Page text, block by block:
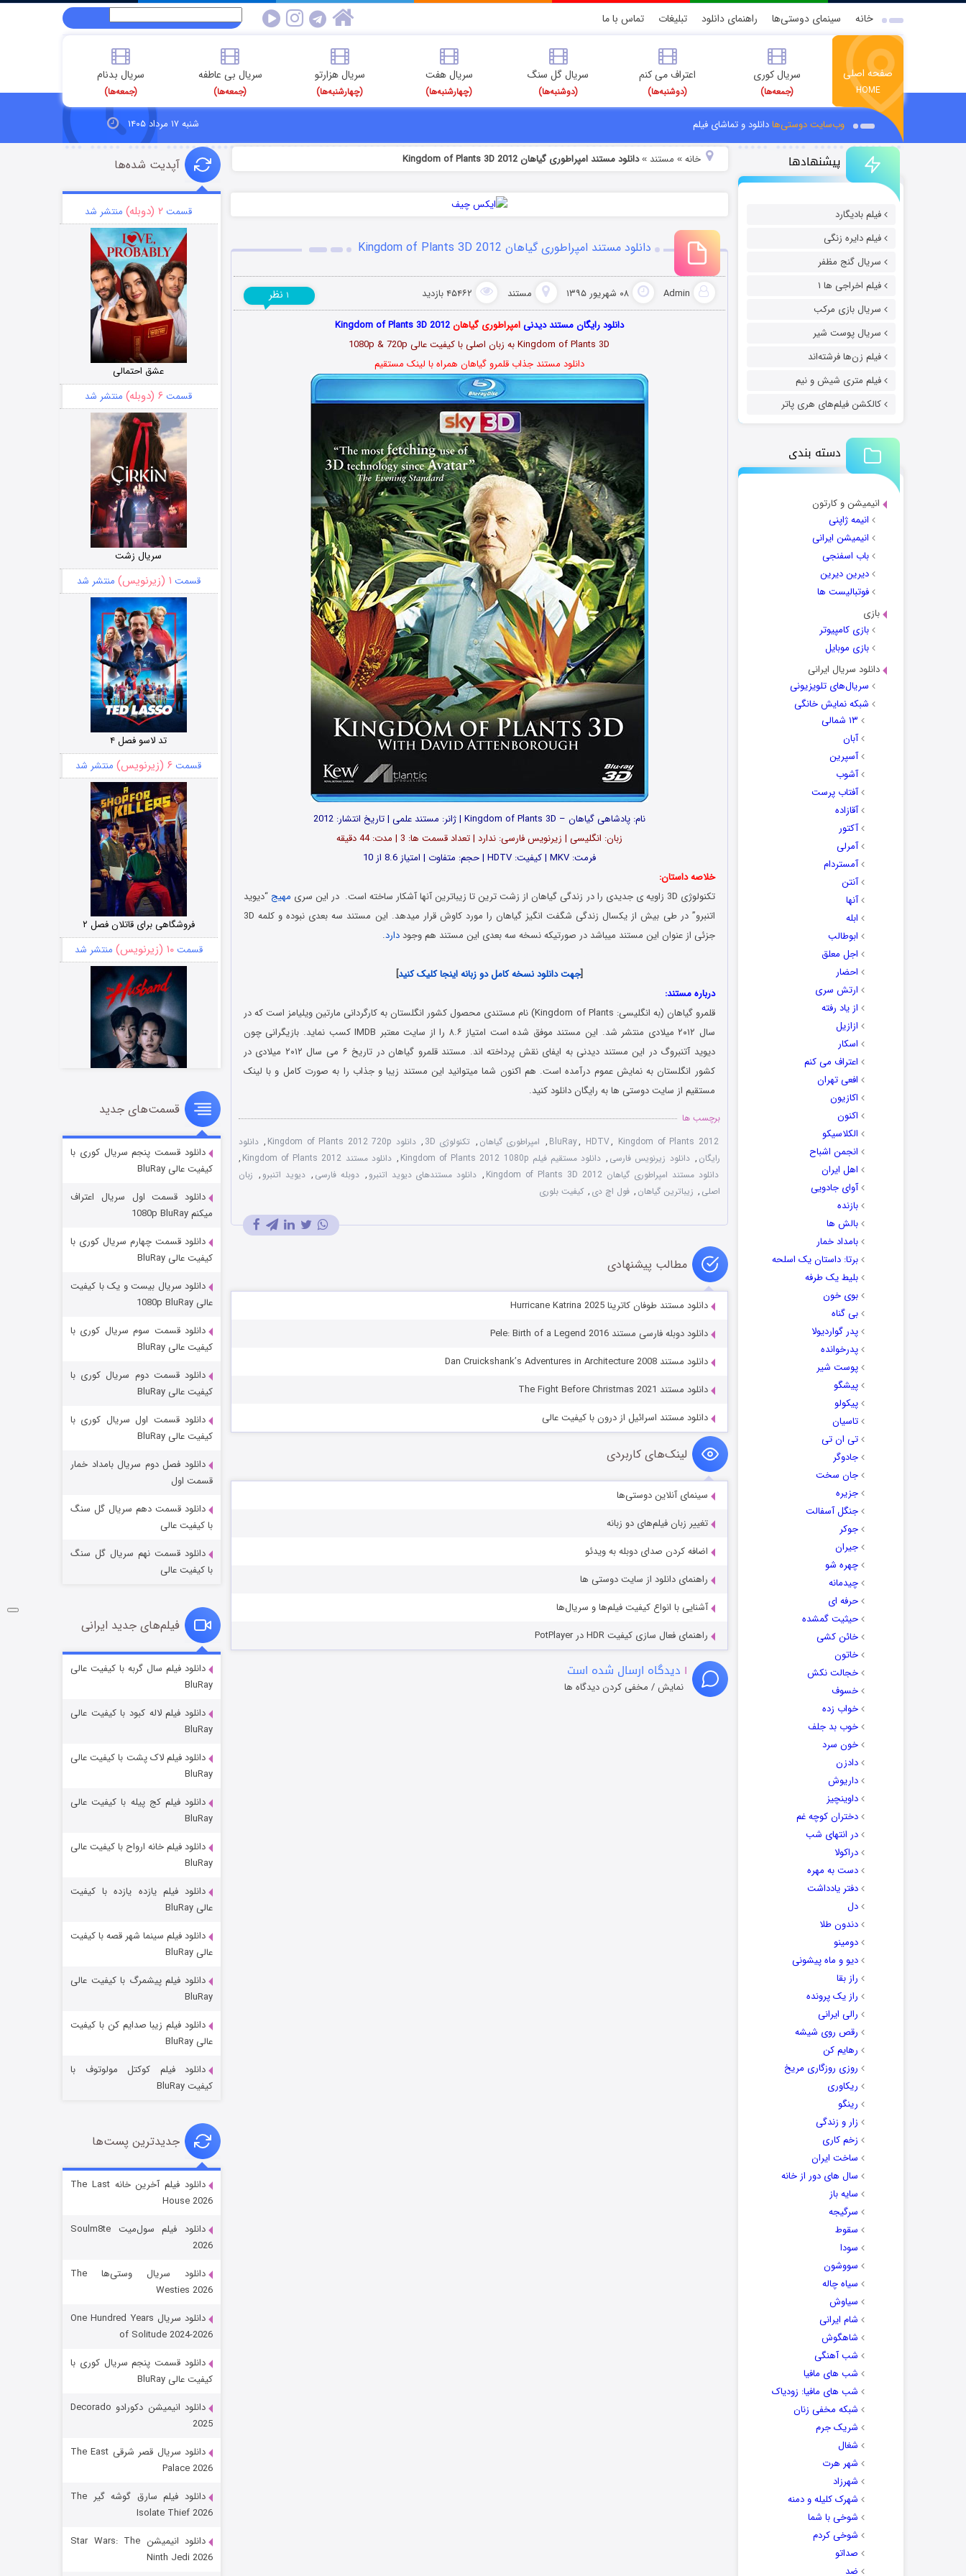
خانه سینمای دوستی‌ها راهنمای دانلود تبلیغات تماس با ما
صفحه اصلی
HOME
سریال کوری
(جمعه‌ها)
اعتراف می کنم
(دوشنبه‌ها)
سریال گل سنگ
(دوشنبه‌ها)
سریال هفت
(چهارشنبه‌ها)
سریال هزارتو
(چهارشنبه‌ها)
سریال بی عاطفه
(جمعه‌ها)
سریال بدنام
(جمعه‌ها)
وب‌سایت دوستی‌هادانلود و تماشای فیلم شنبه ۱۷ مرداد ۱۴۰۵
پیشنهادها
فیلم بادیگارد
فیلم دایره زنگی
سریال گنج مظفر
فیلم اخراجی ها ۱
سریال بازی مرکب
سریال پوست شیر
فیلم زن‌ها فرشته‌اند
فیلم متری شیش و نیم
کالکشن فیلم‌های هری پاتر
دسته بندی
انیمیشن و کارتون
انیمه ژاپنی
انیمیشن ایرانی
باب اسفنجی
دیرین دیرین
فوتبالیست ها
بازی
بازی کامپیوتر
بازی موبایل
دانلود سریال ایرانی
سریال‌های تلویزیونی
شبکه نمایش خانگی
۱۳ شمالی
آبان
آسپرین
آشوب
آفتاب پرست
آقازاده
آکتور
آمرلی
آمستردام
آنتن
آنها
ابله
ابوطالب
اجل معلق
احضار
ارتش سری
از یاد رفته
ازازیل
اسکار
اعتراف می کنم
افعی تهران
اکازیون
اکنون
الکلاسیکو
انجمن اشباح
اهل ایران
آوای جادویی
بازنده
بالش ها
بامداد خمار
برتا: داستان یک اسلحه
بلیط یک‌‌ طرفه
بوی خون
بی گناه
پدر گواردیولا
پدرخوانده
پوست شیر
پیشگو
پیکولو
تاسیان
تی ان تی
جادوگر
جان سخت
جزیره
جنگل آسفالت
جوکر
جیران
چهره شو
چیدمانه
حرفه ای
حیثیت گمشده
خائن کشی
خاتون
خجالت نکش
خسوف
خواب زده
خوب بد جلف
خون سرد
دادزن
داریوش
داوینچیز
دختران کوچه غم
در انتهای شب
دراکولا
دست به مهره
دفتر یادداشت
دل
دندون طلا
دومینو
دیو و ماه پیشونی
راز بقا
راز یک پرونده
رالی ایرانی
رقص روی شیشه
رهایم کن
روزی روزگاری مریخ
ریکاوری
رینگو
زار و زندگی
زخم کاری
ساخت ایران
سال های دور از خانه
سایه باز
سرگیجه
سقوط
سودا
سووشون
سیاه چاله
سیاوش
شام ایرانی
شاهگوش
شب آهنگی
شب های مافیا
شب های مافیا: زودیاک
شبکه مخفی زنان
شریک جرم
شغال
شهر هرت
شهرزاد
شهرک کلیله و دمنه
شوخی با شما
شوخی کردم
صداتو
ضد
خانه» مستند »دانلود مستند امپراطوری گیاهان Kingdom of Plants 3D 2012
دانلود مستند امپراطوری گیاهان Kingdom of Plants 3D 2012
Admin ۰۸ شهریور ۱۳۹۵ مستند ۴۵۴۶۲ بازدید ۱ نظر
دانلود رایگان مستند دیدنیامپراطوری گیاهانKingdom of Plants 3D 2012
Kingdom of Plants 3D به زبان اصلی با کیفیت عالی 1080p & 720p
دانلود مستند جذاب قلمرو گیاهان همراه با لینک مستقیم
نام: پادشاهی گیاهان – Kingdom of Plants 3D | ژانر: مستند علمی | تاریخ انتشار: 2012
زبان: انگلیسی | زیرنویس فارسی: ندارد | تعداد قسمت ها: 3 | مدت: 44 دقیقه
فرمت: MKV | کیفیت: HDTV | حجم: متفاوت | امتیاز 8.6 از 10
خلاصه داستان:
تکنولوژی 3D زاویه ی جدیدی را در زندگی گیاهان از زشت ترین تا زیباترین آنها آشکار ساخته است. در این سری
مهیج “دیوید
اتنبرو” در طی بیش از یکسال زندگی شگفت انگیز گیاهان را مورد کاوش قرار میدهد. این مستند سه بعدی نبوده و کلمه 3D
جزئی از عنوان این مستند میباشد در صورتیکه نسخه سه بعدی این مستند هم وجوددارد.
[جهت دانلود نسخه کامل دو زبانه اینجا کلیک کنید]
درباره مستند:
قلمرو گیاهان (به انگلیسی: Kingdom of Plants) نام مستندی محصول کشور انگلستان به کارگردانی مارتین ویلیامز است که در
سال ۲۰۱۲ میلادی منتشر شد. این مستند موفق شده است امتیاز ۸.۶ را از سایت معتبر IMDB کسب نماید. بازیگرانی چون
دیوید آتنبروگ در این مستند دیدنی به ایفای نقش پرداخته اند. مستند قلمرو گیاهان در تاریخ ۶ می سال ۲۰۱۲ میلادی در
کشور انگلستان به نمایش عموم درآمده است. هم اکنون شما میتوانید این مستند زیبا و جذاب را به صورت کامل و با لینک
مستقیم از سایت دوستی ها به رایگان دانلود کنید.
برچسب ها
BluRay, HDTV, Kingdom of Plants 2012
, امپراطوری گیاهان , تکنولوژی 3D , دانلود Kingdom of Plants 2012 720p , دانلود
رایگان , دانلود زیرنویس فارسی , دانلود مستقیم فیلم Kingdom of Plants 2012 1080p , دانلود مستند Kingdom of Plants 2012
,
دانلود مستند امپراطوری گیاهان Kingdom of Plants 3D 2012
, دانلود مستندهای دیوید اتنبرو , دوبله فارسی , دیوید اتنبرو , زبان
اصلی , زیباترین گیاهان , فول اچ دی , کیفیت بلوری
مطالب پیشنهادی
دانلود مستند طوفان کاترینا Hurricane Katrina 2025
دانلود دوبله فارسی مستند Pele: Birth of a Legend 2016
دانلود مستند Dan Cruickshank’s Adventures in Architecture 2008
دانلود مستند The Fight Before Christmas 2021
دانلود مستند اسرائیل از درون با کیفیت عالی
لینک‌های کاربردی
سینمای آنلاین دوستی‌ها
تغییر زبان فیلم‌های دو زبانه
اضافه کردن صدای دوبله به ویدئو
راهنمای دانلود از سایت دوستی ها
آشنایی با انواع کیفیت فیلم‌ها و سریال‌ها
راهنمای فعال سازی کیفیت HDR در PotPlayer
۱ دیدگاه ارسال شده است
نمایش / مخفی کردن دیدگاه ها
آپدیت شده‌ها
قسمت ۲ (دوبله) منتشر شد
عشق احتمالی
قسمت ۶ (دوبله) منتشر شد
سریال زشت
قسمت ۱ (زیرنویس) منتشر شد
تد لاسو فصل ۴
قسمت ۶ (زیرنویس) منتشر شد
فروشگاهی برای قاتلان فصل ۲
قسمت۱۰ (زیرنویس) منتشر شد
شوهر
قسمت۸ (زیرنویس) منتشر شد
عملیات آپارتمان
مردگان متحرک: شهر مرده ۳
قسمت ۲ (زیرنویس) منتشر شد
شکست استوارت در نجات جهان
قسمت
شوگر فصل ۲
خاندان اژدها فصل ۳
قسمت
باب اسفنجی فصل ۱۷
قسمت
قسمت‌های جدید
دانلود قسمت پنجم سریال کوری با
کیفیت عالی BluRay
دانلود قسمت اول سریال اعتراف
میکنم 1080p BluRay
دانلود قسمت چهارم سریال کوری با
کیفیت عالی BluRay
دانلود سریال بیست و یک با کیفیت
عالی 1080p BluRay
دانلود قسمت سوم سریال کوری با
کیفیت عالی BluRay
دانلود قسمت دوم سریال کوری با
کیفیت عالی BluRay
دانلود قسمت اول سریال کوری با
کیفیت عالی BluRay
دانلود فصل دوم سریال بامداد خمار
قسمت اول
دانلود قسمت دهم سریال گل سنگ
با کیفیت عالی
دانلود قسمت نهم سریال گل سنگ
با کیفیت عالی
فیلم‌های جدید ایرانی
دانلود فیلم سال گربه با کیفیت عالی
BluRay
دانلود فیلم لاله کبود با کیفیت عالی
BluRay
دانلود فیلم لاک پشت با کیفیت عالی
BluRay
دانلود فیلم کج‌ پیله با کیفیت عالی
BluRay
دانلود فیلم خانه ارواح با کیفیت عالی
BluRay
دانلود فیلم یازده یازده با کیفیت
عالی BluRay
دانلود فیلم سینما شهر قصه با کیفیت
عالی BluRay
دانلود فیلم پیشمرگ با کیفیت عالی
BluRay
دانلود فیلم زیبا صدایم کن با کیفیت
عالی BluRay
دانلود فیلم کوکتل مولوتوف با
کیفیت BluRay
جدیدترین پست‌ها
دانلود فیلم آخرین خانه The Last
House 2026
دانلود فیلم سول‌میت Soulm8te
2026
دانلود سریال وستی‌ها The
Westies 2026
دانلود سریال One Hundred Years
of Solitude 2024-2026
دانلود قسمت پنجم سریال کوری با
کیفیت عالی BluRay
دانلود انیمیشن دکورادو Decorado
2025
دانلود سریال قصر شرقی The East
Palace 2026
دانلود فیلم سارق گوشه گیر The
Isolate Thief 2026
دانلود انیمیشن Star Wars: The
Ninth Jedi 2026